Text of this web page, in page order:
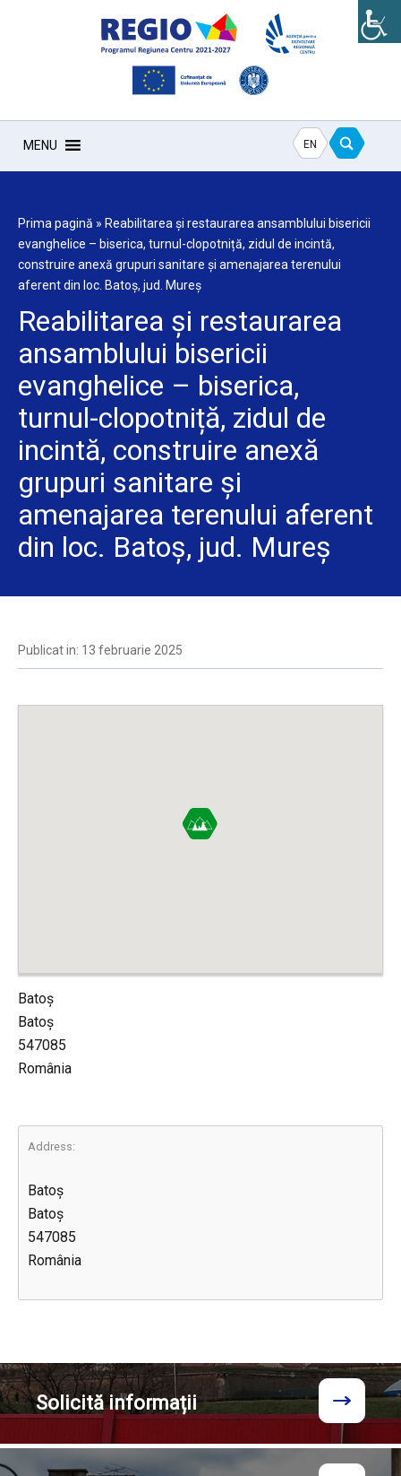
MENU EN
Prima pagină » Reabilitarea și restaurarea ansamblului bisericii
evanghelice – biserica, turnul-clopotniță, zidul de incintă,
construire anexă grupuri sanitare și amenajarea terenului
aferent din loc. Batoș, jud. Mureș
Reabilitarea și restaurarea
ansamblului bisericii
evanghelice – biserica,
turnul-clopotniță, zidul de
incintă, construire anexă
grupuri sanitare și
amenajarea terenului aferent
din loc. Batoș, jud. Mureș
Publicat in: 13 februarie 2025
Batoş
Batoş
547085
România
Address:
Batoş
Batoş
547085
România
Solicităinformații